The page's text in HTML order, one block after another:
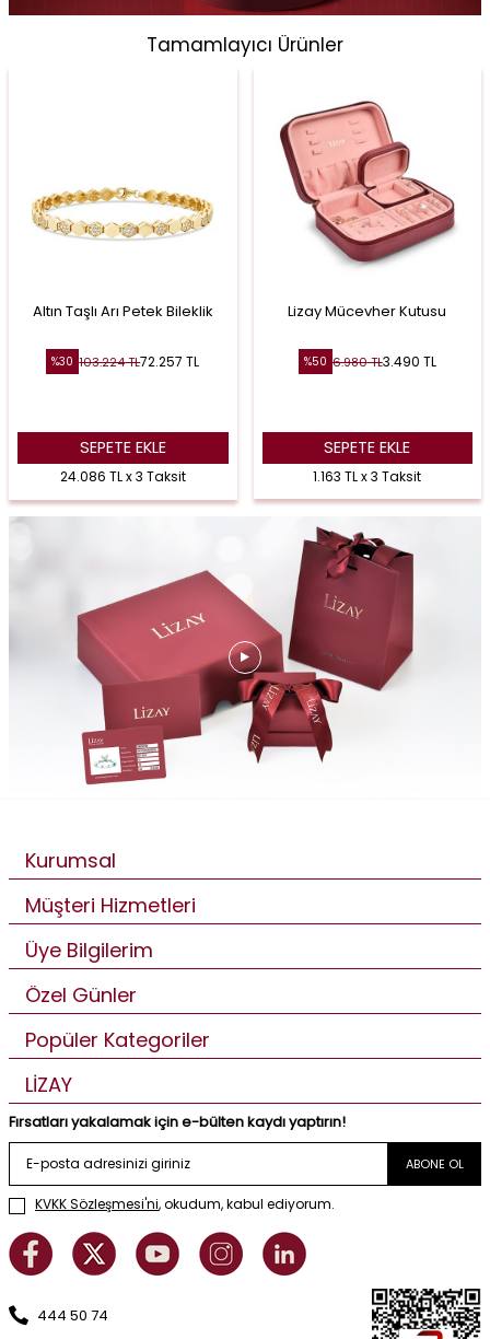
Tamamlayıcı Ürünler
Altın Taşlı Arı Petek Bileklik
%30 103.224TL72.257 TL
SEPETE EKLE
24.086 TL x 3 Taksit
Lizay Mücevher Kutusu
%50 6.980TL3.490 TL
SEPETE EKLE
1.163 TL x 3 Taksit
Kurumsal
Müşteri Hizmetleri
Üye Bilgilerim
Özel Günler
Popüler Kategoriler
LİZAY
Fırsatları yakalamak için e-bülten kaydı yaptırın!
ABONE OL
KVKK Sözleşmesi'ni, okudum, kabul ediyorum.
444 50 74